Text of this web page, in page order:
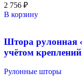
2 756 ₽
В корзину
Штора рулонная
учётом
Рулонные шторы